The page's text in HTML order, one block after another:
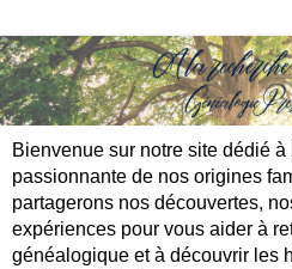
Bienvenue sur notre site dédié
passionnante de nos origines
partagerons nos découvertes,
expériences pour vous aider à
généalogique et à découvrir les